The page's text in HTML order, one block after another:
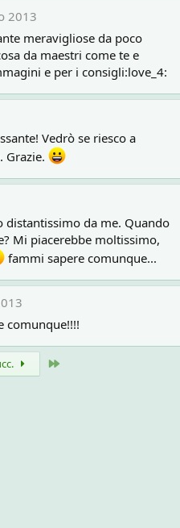
2013
meravigliose da poco
da maestri come te e
e per i consigli:love_4:
Vedrò se riesco a
Grazie.
distantissimo da me. Quando
Mi piacerebbe moltissimo,
fammi sapere comunque...
comunque!!!!